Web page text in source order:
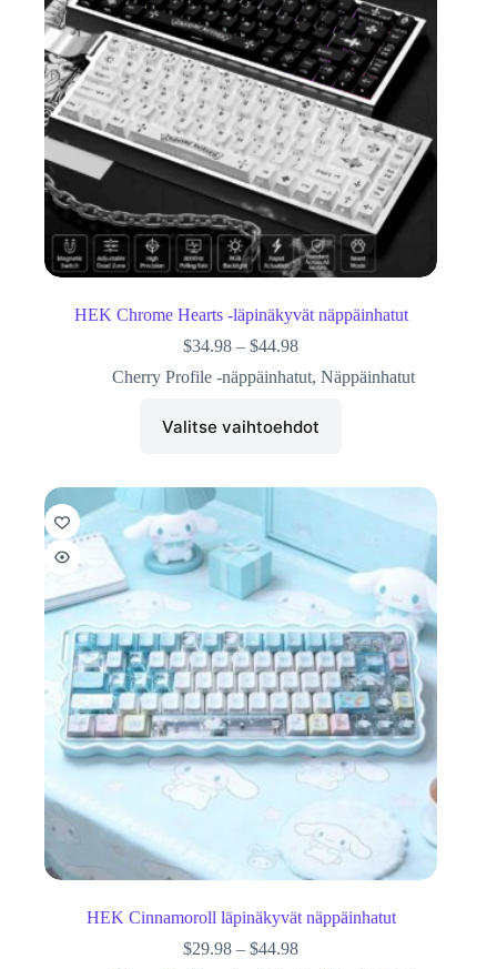
HEK Chrome Hearts -läpinäkyvät näppäinhatut
$34.98 – $44.98
Cherry Profile -näppäinhatut, Näppäinhatut
Valitse vaihtoehdot
HEK Cinnamoroll läpinäkyvät näppäinhatut
$29.98 – $44.98